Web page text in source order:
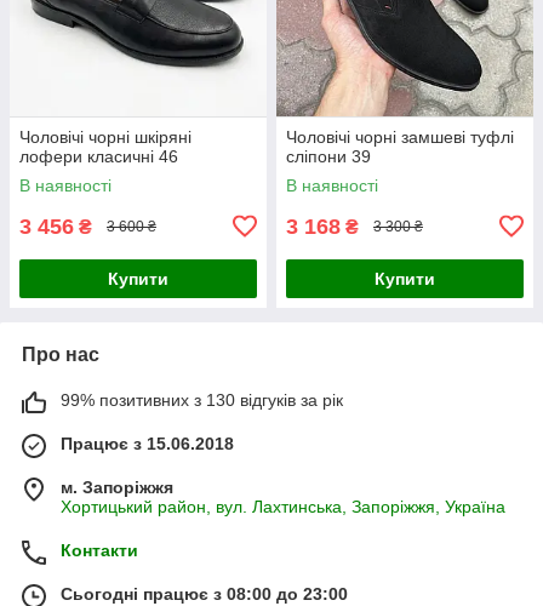
Чоловічі чорні шкіряні
лофери класичні 46
В наявності
3 456 ₴ 3 600 ₴
Купити
Чоловічі чорні замшеві туфлі
сліпони 39
В наявності
3 168 ₴ 3 300 ₴
Купити
Про нас
99% позитивних з 130 відгуків за рік
Працює з 15.06.2018
м. Запоріжжя
Хортицький район, вул. Лахтинська, Запоріжжя, Україна
Контакти
Сьогодні працює з 08:00 до 23:00